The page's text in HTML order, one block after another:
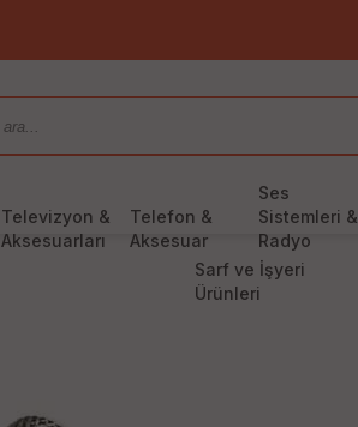
Televizyon &
Aksesuarları
Telefon &
Aksesuar
Ses
Sistemleri &
Radyo
Sarf ve İşyeri
Ürünleri